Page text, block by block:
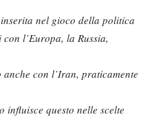
nel gioco della politica
l’Europa, la Russia,
con l’Iran, praticamente
influisce questo nelle scelte